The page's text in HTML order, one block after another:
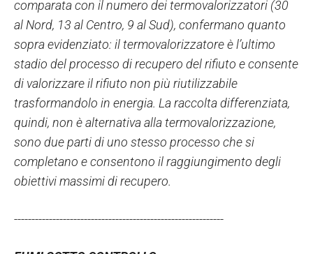
comparata con il numero dei termovalorizzatori (30
al Nord, 13 al Centro, 9 al Sud), confermano quanto
sopra evidenziato: il termovalorizzatore è l’ultimo
stadio del processo di recupero del rifiuto e consente
di valorizzare il rifiuto non più riutilizzabile
trasformandolo in energia. La raccolta differenziata,
quindi, non è alternativa alla termovalorizzazione,
sono due parti di uno stesso processo che si
completano e consentono il raggiungimento degli
obiettivi massimi di recupero.
------------------------------------------------------------